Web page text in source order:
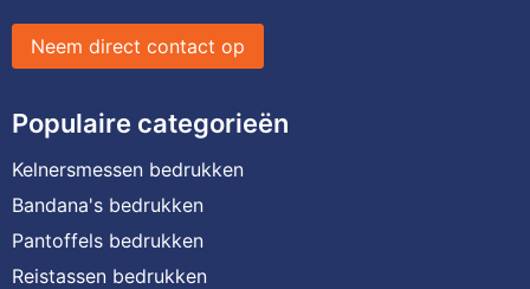
Neem direct contact op
Populaire categorieën
Kelnersmessen bedrukken
Bandana's bedrukken
Pantoffels bedrukken
Reistassen bedrukken